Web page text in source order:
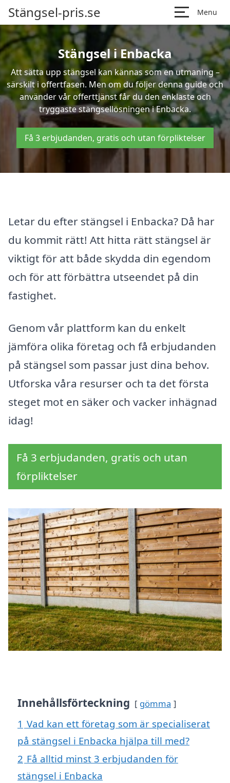
Stängsel-pris.se Menu
Stängsel i Enbacka
Att sätta upp stängsel kan kännas som en utmaning –
särskilt i offertfasen. Men om du följer denna guide och
använder vår offerttjänst får du den enklaste och
tryggaste stängsellösningen i Enbacka.
Få 3 erbjudanden, gratis och utan förpliktelser
Letar du efter stängsel i Enbacka? Då har
du kommit rätt! Att hitta rätt stängsel är
viktigt för att både skydda din egendom
och för att förbättra utseendet på din
fastighet.
Genom vår plattform kan du enkelt
jämföra olika företag och få erbjudanden
på stängsel som passar just dina behov.
Utforska våra resurser och ta det första
steget mot en säker och vacker inhägnad
idag!
Få 3 erbjudanden, gratis och utan
förpliktelser
Innehållsförteckning gömma
1 Vad kan ett företag som är specialiserat
på stängsel i Enbacka hjälpa till med?
2 Få alltid minst 3 erbjudanden för
stängsel i Enbacka